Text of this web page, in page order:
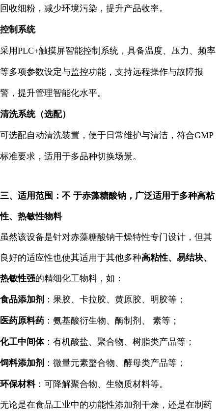
回收细粉，减少环境污染，提升产品收率。
控制系统
采用PLC+触摸屏智能控制系统，具备温度、压力、频率
等多项参数设定与监控功能，支持远程操作与故障报
警，提升管理智能化水平。
清洗系统（选配）
可选配自动清洗装置，便于日常维护与清洁，符合GMP
标准要求，适用于多品种切换场景。
三、适用范围：不 于赤藻糖酸钠，广泛适用于多种高粘
性、热敏性物料
虽然该设备是针对赤藻糖酸钠干燥特性专门设计，但其
良好的适应性也使其适用于其他多种高粘性、易结块、
热敏性强的精细化工物料，如：
食品添加剂 ：果胶、卡拉胶、黄原胶、明胶等；
医药原料药 ：氨基酸衍生物、酶制剂、 素等；
化工中间体：有机酸盐、聚合物、树脂类产品等；
饲料添加剂 ：微量元素螯合物、酵母类产品等；
环保材料：可降解聚合物、生物质材料等。
无论是在食品工业中的功能性添加剂干燥，还是在制药